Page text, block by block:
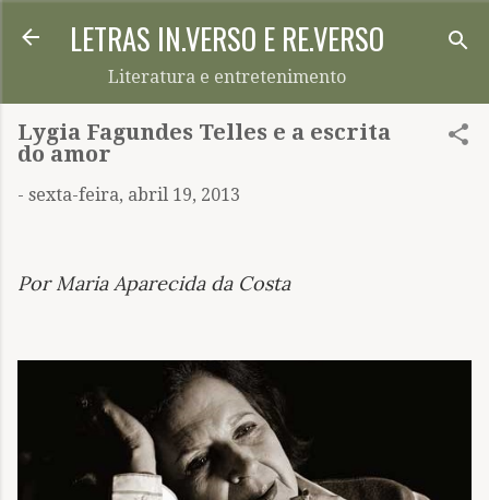
Pular para o conteúdo principal
LETRAS IN.VERSO E RE.VERSO
Literatura e entretenimento
Lygia Fagundes Telles e a escrita
do amor
- sexta-feira, abril 19, 2013
Por Maria Aparecida da Costa